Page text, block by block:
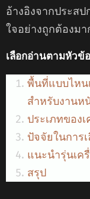
อ้างอิงจากประส
ใจอย่างถูกต้องม
เลือกอ่านตามหัวข้อ
พื้นที่แบบไหน
สำหรับงานห
ประเภทของ
ปัจจัยในการ
แนะนำรุ่นเค
สรุป